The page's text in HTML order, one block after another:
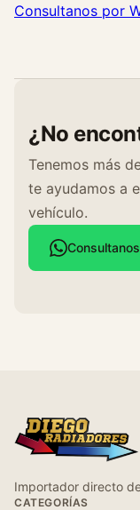
Consultanos por
¿No
Tenemos más
te ayudamos a
vehículo.
Importador directo
CATEGORÍAS